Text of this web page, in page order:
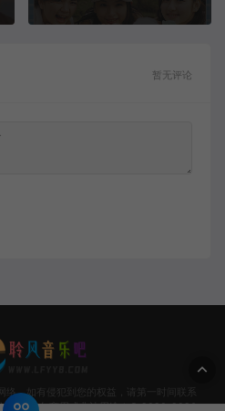
暂无评论
络，如有侵犯到您的权益，请第一时间联系
资源请勿商用或非法用途！© 2020-2026